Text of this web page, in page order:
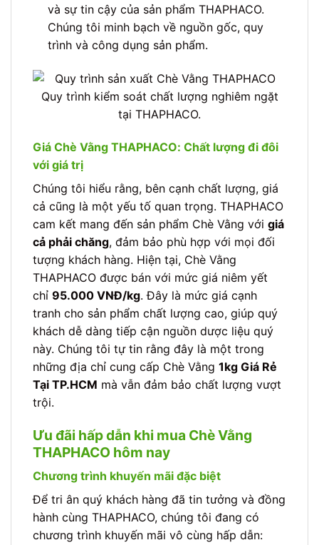
và sự tin cậy của sản phẩm THAPHACO.
Chúng tôi minh bạch về nguồn gốc, quy
trình và công dụng sản phẩm.
Quy trình kiểm soát chất lượng nghiêm ngặt
tại THAPHACO.
Giá Chè Vằng THAPHACO: Chất lượng đi đôi
với giá trị
Chúng tôi hiểu rằng, bên cạnh chất lượng, giá
cả cũng là một yếu tố quan trọng. THAPHACO
cam kết mang đến sản phẩm Chè Vằng với giá
cả phải chăng, đảm bảo phù hợp với mọi đối
tượng khách hàng. Hiện tại, Chè Vằng
THAPHACO được bán với mức giá niêm yết
chỉ 95.000 VNĐ/kg. Đây là mức giá cạnh
tranh cho sản phẩm chất lượng cao, giúp quý
khách dễ dàng tiếp cận nguồn dược liệu quý
này. Chúng tôi tự tin rằng đây là một trong
những địa chỉ cung cấp Chè Vằng 1kg Giá Rẻ
Tại TP.HCM mà vẫn đảm bảo chất lượng vượt
trội.
Ưu đãi hấp dẫn khi mua Chè Vằng
THAPHACO hôm nay
Chương trình khuyến mãi đặc biệt
Để tri ân quý khách hàng đã tin tưởng và đồng
hành cùng THAPHACO, chúng tôi đang có
chương trình khuyến mãi vô cùng hấp dẫn: